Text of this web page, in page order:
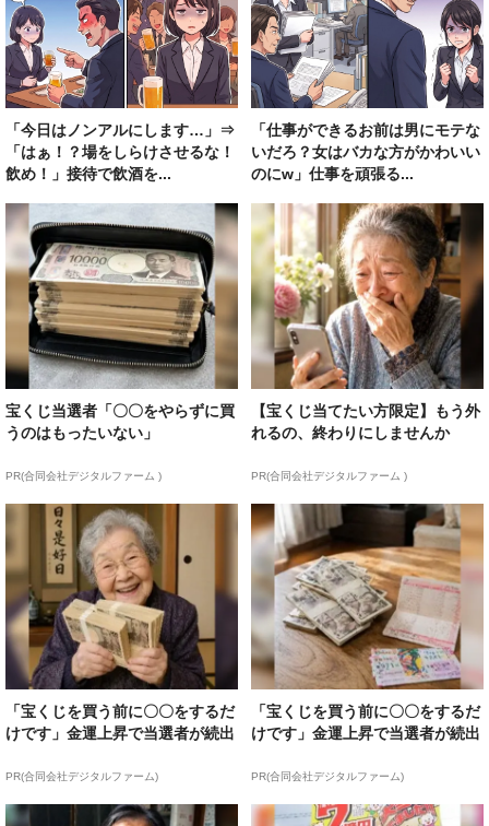
「今日はノンアルにします…」⇒
「はぁ！？場をしらけさせるな！
飲め！」接待で飲酒を...
「仕事ができるお前は男にモテな
いだろ？女はバカな方がかわいい
のにw」仕事を頑張る...
宝くじ当選者「〇〇をやらずに買
うのはもったいない」
PR(合同会社デジタルファーム )
【宝くじ当てたい方限定】もう外
れるの、終わりにしませんか
PR(合同会社デジタルファーム )
「宝くじを買う前に〇〇をするだ
けです」金運上昇で当選者が続出
PR(合同会社デジタルファーム)
「宝くじを買う前に〇〇をするだ
けです」金運上昇で当選者が続出
PR(合同会社デジタルファーム)